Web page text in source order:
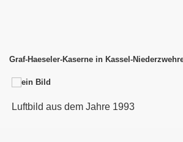
Graf-Haeseler-Kaserne in Kassel-
Luftbild aus dem Jahre 1993